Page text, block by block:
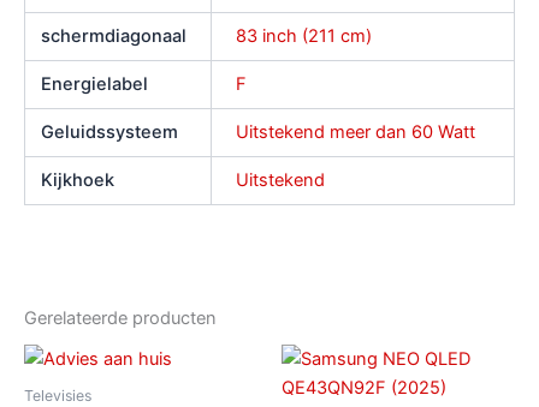
schermdiagonaal 83 inch (211 cm)
Energielabel F
Geluidssysteem Uitstekend meer dan 60 Watt
Kijkhoek Uitstekend
Gerelateerde producten
Televisies